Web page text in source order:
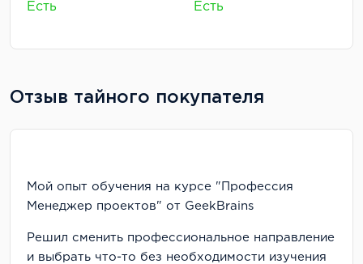
Есть
Есть
Отзыв тайного покупателя
Мой опыт обучения на курсе "Профессия
Менеджер проектов" от GeekBrains
Решил сменить профессиональное направление
и выбрать что-то без необходимости изучения